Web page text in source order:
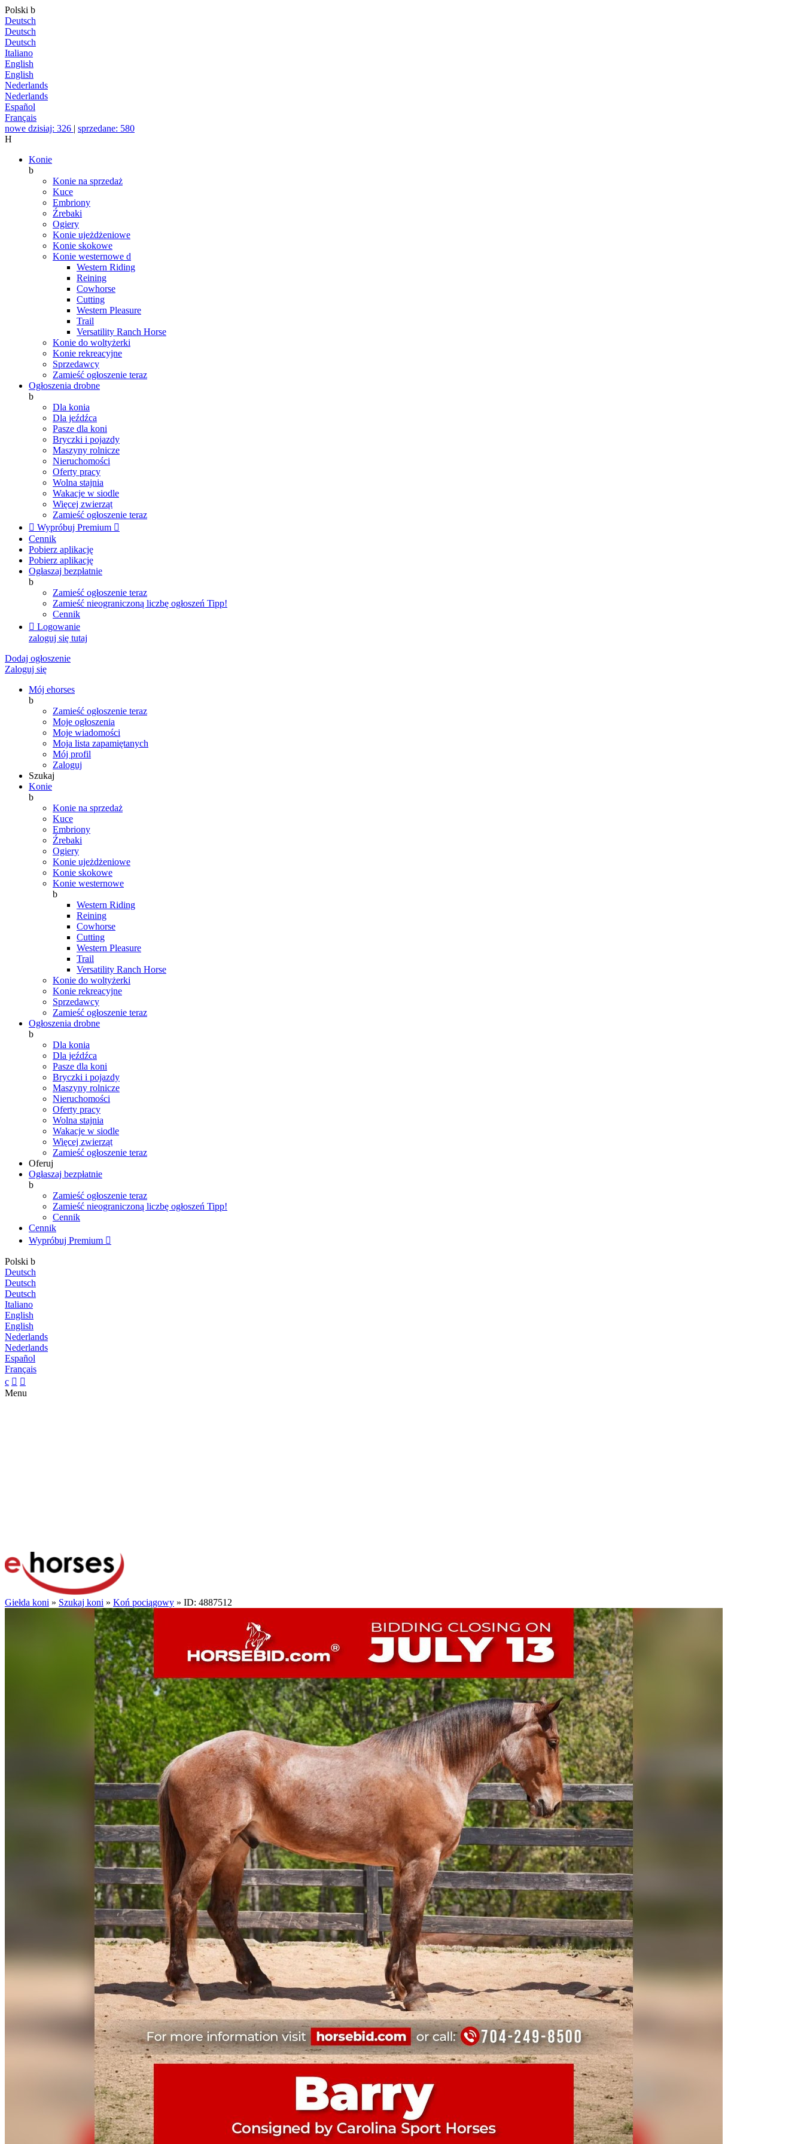
Polski b
Deutsch
Deutsch
Deutsch
Italiano
English
English
Nederlands
Nederlands
Español
Français
nowe dzisiaj: 326 | sprzedane: 580
H
Konie
b
Konie na sprzedaż
Kuce
Embriony
Źrebaki
Ogiery
Konie ujeżdżeniowe
Konie skokowe
Konie westernowe d
Western Riding
Reining
Cowhorse
Cutting
Western Pleasure
Trail
Versatility Ranch Horse
Konie do woltyżerki
Konie rekreacyjne
Sprzedawcy
Zamieść ogłoszenie teraz
Ogłoszenia drobne
b
Dla konia
Dla jeźdźca
Pasze dla koni
Bryczki i pojazdy
Maszyny rolnicze
Nieruchomości
Oferty pracy
Wolna stajnia
Wakacje w siodle
Więcej zwierząt
Zamieść ogłoszenie teraz
 Wypróbuj Premium 
Cennik
Pobierz aplikację
Pobierz aplikację
Ogłaszaj bezpłatnie
b
Zamieść ogłoszenie teraz
Zamieść nieograniczoną liczbę ogłoszeń Tipp!
Cennik
 Logowanie
zaloguj się tutaj
Dodaj ogłoszenie
Zaloguj się
Mój ehorses
b
Zamieść ogłoszenie teraz
Moje ogłoszenia
Moje wiadomości
Moja lista zapamiętanych
Mój profil
Zaloguj
Szukaj
Konie
b
Konie na sprzedaż
Kuce
Embriony
Źrebaki
Ogiery
Konie ujeżdżeniowe
Konie skokowe
Konie westernowe
b
Western Riding
Reining
Cowhorse
Cutting
Western Pleasure
Trail
Versatility Ranch Horse
Konie do woltyżerki
Konie rekreacyjne
Sprzedawcy
Zamieść ogłoszenie teraz
Ogłoszenia drobne
b
Dla konia
Dla jeźdźca
Pasze dla koni
Bryczki i pojazdy
Maszyny rolnicze
Nieruchomości
Oferty pracy
Wolna stajnia
Wakacje w siodle
Więcej zwierząt
Zamieść ogłoszenie teraz
Oferuj
Ogłaszaj bezpłatnie
b
Zamieść ogłoszenie teraz
Zamieść nieograniczoną liczbę ogłoszeń Tipp!
Cennik
Cennik
Wypróbuj Premium 
Polski b
Deutsch
Deutsch
Deutsch
Italiano
English
English
Nederlands
Nederlands
Español
Français
c  
Menu
Giełda koni » Szukaj koni » Koń pociągowy » ID: 4887512